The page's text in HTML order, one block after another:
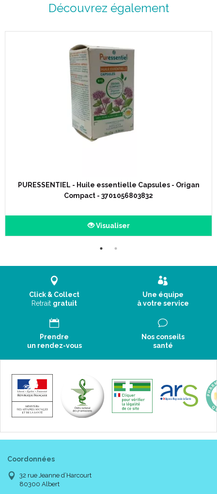
Découvrez également
PURESSENTIEL - Huile essentielle Capsules - Origan
Compact - 3701056803832
Visualiser
Click & Collect
Retrait gratuit
Une équipe
à votre service
Prendre
un rendez-vous
Nos conseils
santé
Coordonnées
32 rue Jeanne d’Harcourt
80300 Albert